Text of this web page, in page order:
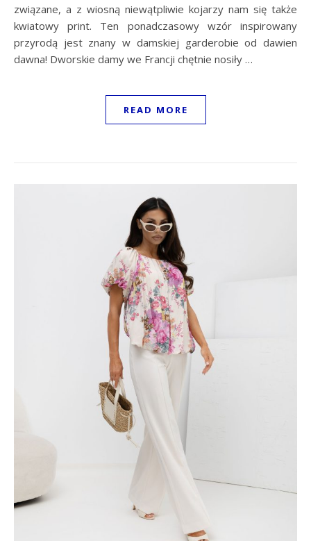
związane, a z wiosną niewątpliwie kojarzy nam się także
kwiatowy print. Ten ponadczasowy wzór inspirowany
przyrodą jest znany w damskiej garderobie od dawien
dawna! Dworskie damy we Francji chętnie nosiły …
READ MORE